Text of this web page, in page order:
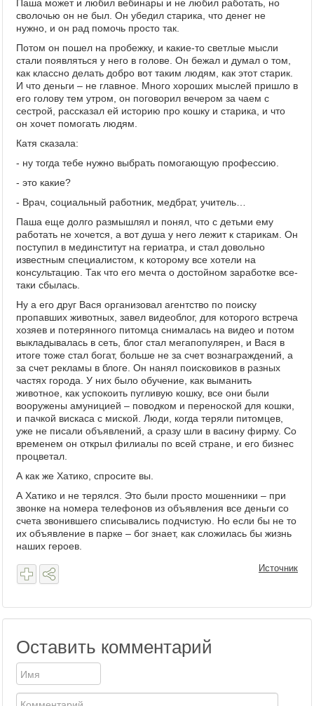
Паша может и любил вебинары и не любил работать, но
сволочью он не был. Он убедил старика, что денег не
нужно, и он рад помочь просто так.
Потом он пошел на пробежку, и какие-то светлые мысли
стали появляться у него в голове. Он бежал и думал о том,
как классно делать добро вот таким людям, как этот старик.
И что деньги – не главное. Много хороших мыслей пришло в
его голову тем утром, он поговорил вечером за чаем с
сестрой, рассказал ей историю про кошку и старика, и что
он хочет помогать людям.
Катя сказала:
- ну тогда тебе нужно выбрать помогающую профессию.
- это какие?
- Врач, социальный работник, медбрат, учитель…
Паша еще долго размышлял и понял, что с детьми ему
работать не хочется, а вот душа у него лежит к старикам. Он
поступил в мединститут на гериатра, и стал довольно
известным специалистом, к которому все хотели на
консультацию. Так что его мечта о достойном заработке все-
таки сбылась.
Ну а его друг Вася организовал агентство по поиску
пропавших животных, завел видеоблог, для которого встреча
хозяев и потерянного питомца снималась на видео и потом
выкладывалась в сеть, блог стал мегапопулярен, и Вася в
итоге тоже стал богат, больше не за счет вознаграждений, а
за счет рекламы в блоге. Он нанял поисковиков в разных
частях города. У них было обучение, как выманить
животное, как успокоить пугливую кошку, все они были
вооружены амуницией – поводком и переноской для кошки,
и пачкой вискаса с миской. Люди, когда теряли питомцев,
уже не писали объявлений, а сразу шли в васину фирму. Со
временем он открыл филиалы по всей стране, и его бизнес
процветал.
А как же Хатико, спросите вы.
А Хатико и не терялся. Это были просто мошенники – при
звонке на номера телефонов из объявления все деньги со
счета звонившего списывались подчистую. Но если бы не то
их объявление в парке – бог знает, как сложилась бы жизнь
наших героев.
Источник
Оставить комментарий